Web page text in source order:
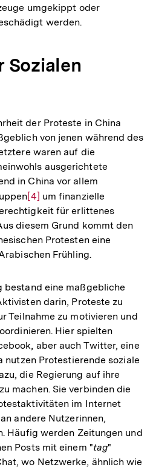
umgekippt oder
werden.
Sozialen
der Proteste in China
von jenen während des
waren auf die
ausgerichtete
in China vor allem
Zur
Auflösung
der
Fußnote
[4] um finanzielle
für erlittenes
diesem Grund kommt den
Protesten eine
Frühling.
bestand eine maßgebliche
darin, Proteste zu
Teilnahme zu motivieren und
Hier spielten
aber auch Twitter, eine
nutzen Protestierende soziale
die Regierung auf ihre
machen. Sie verbinden die
im Internet
andere Nutzerinnen,
Häufig werden Zeitungen und
Posts mit einem "tag"
wo Netzwerke, ähnlich wie